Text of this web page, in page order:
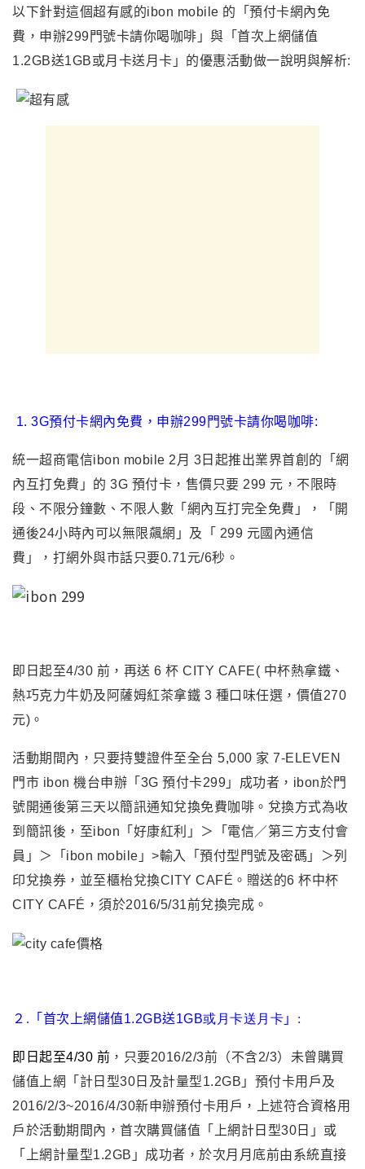
以下針對這個超有感的ibon mobile 的「預付卡網內免
費，申辦299門號卡請你喝咖啡」與「首次上網儲值
1.2GB送1GB或月卡送月卡 」的優惠活動做一說明與解析:
1. 3G預付卡網內免費，申辦299門號卡請你喝咖啡:
統一超商電信ibon mobile 2月 3日起推出業界首創的 「 網
內互打免費 」 的 3G 預付卡，售價只要 299 元 ， 不限時
段、不限分鐘數、不限人數「網內互打完全免費」
，
「開
通後24小時內可以無限飆網」及「 299 元國內通信
費」
， 打網外與市話只要0.71元/6秒 。
即日起至4/30 前，再送 6 杯 CITY CAFE( 中杯熱拿鐵、
熱巧克力牛奶及阿薩姆紅茶拿鐵 3 種口味任選 ， 價值270
元) 。
活動期間內 ， 只要持雙證件至全台 5,000 家 7-ELEVEN
門市 ibon 機台申辦「3G 預付卡299」成功者，ibon於門
號開通後第三天以簡訊通知兌換免費咖啡。兌換方式為收
到簡訊後，至ibon「好康紅利」＞「電信／第三方支付會
員」＞「ibon mobile」>輸入「預付型門號及密碼」＞列
印兌換券，並至櫃枱兌換CITY CAFÉ。贈送的6 杯中杯
CITY CAFÉ ， 須於2016/5/31前兌換完成。
２ . 「首次上網儲值1.2GB送1GB或月卡送月卡 」 :
即日起至4/30 前 ， 只要2016/2/3前（不含2/3）未曾購買
儲值上網「計日型30日及計量型1.2GB」預付卡用戶及
2016/2/3~2016/4/30新申辦預付卡用戶 ，
上述符合資格用
戶於活動期間內，首次購買儲值「上網計日型30日」或
「上網計量型1.2GB」成功者，於次月月底前由系統直接